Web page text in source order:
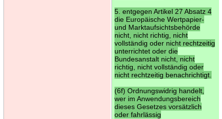
5. entgegen Artikel 27 Absatz 4
die Europäische Wertpapier-
und Marktaufsichtsbehörde
nicht, nicht richtig, nicht
vollständig oder nicht rechtzeitig
unterrichtet oder die
Bundesanstalt nicht, nicht
richtig, nicht vollständig oder
nicht rechtzeitig benachrichtigt.
(6f) Ordnungswidrig handelt,
wer im Anwendungsbereich
dieses Gesetzes vorsätzlich
oder fahrlässig